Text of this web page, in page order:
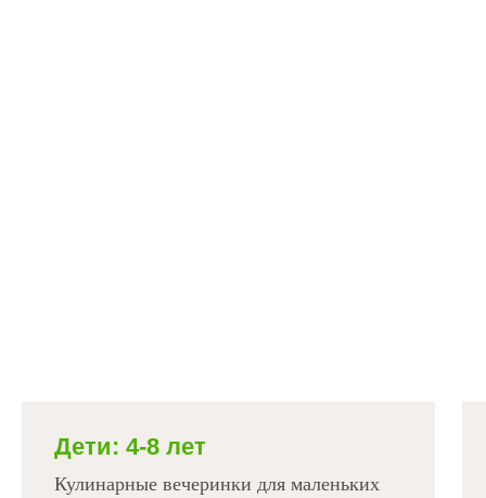
Дети: 4-8 лет
Кулинарные вечеринки для маленьких